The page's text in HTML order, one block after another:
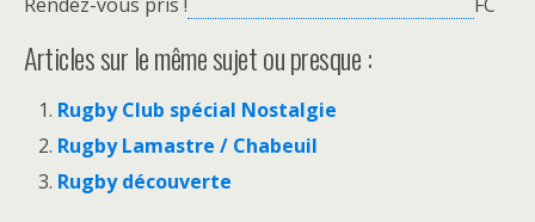
Articles sur le même sujet ou presque :
Rugby Club spécial Nostalgie
Rugby Lamastre / Chabeuil
Rugby découverte